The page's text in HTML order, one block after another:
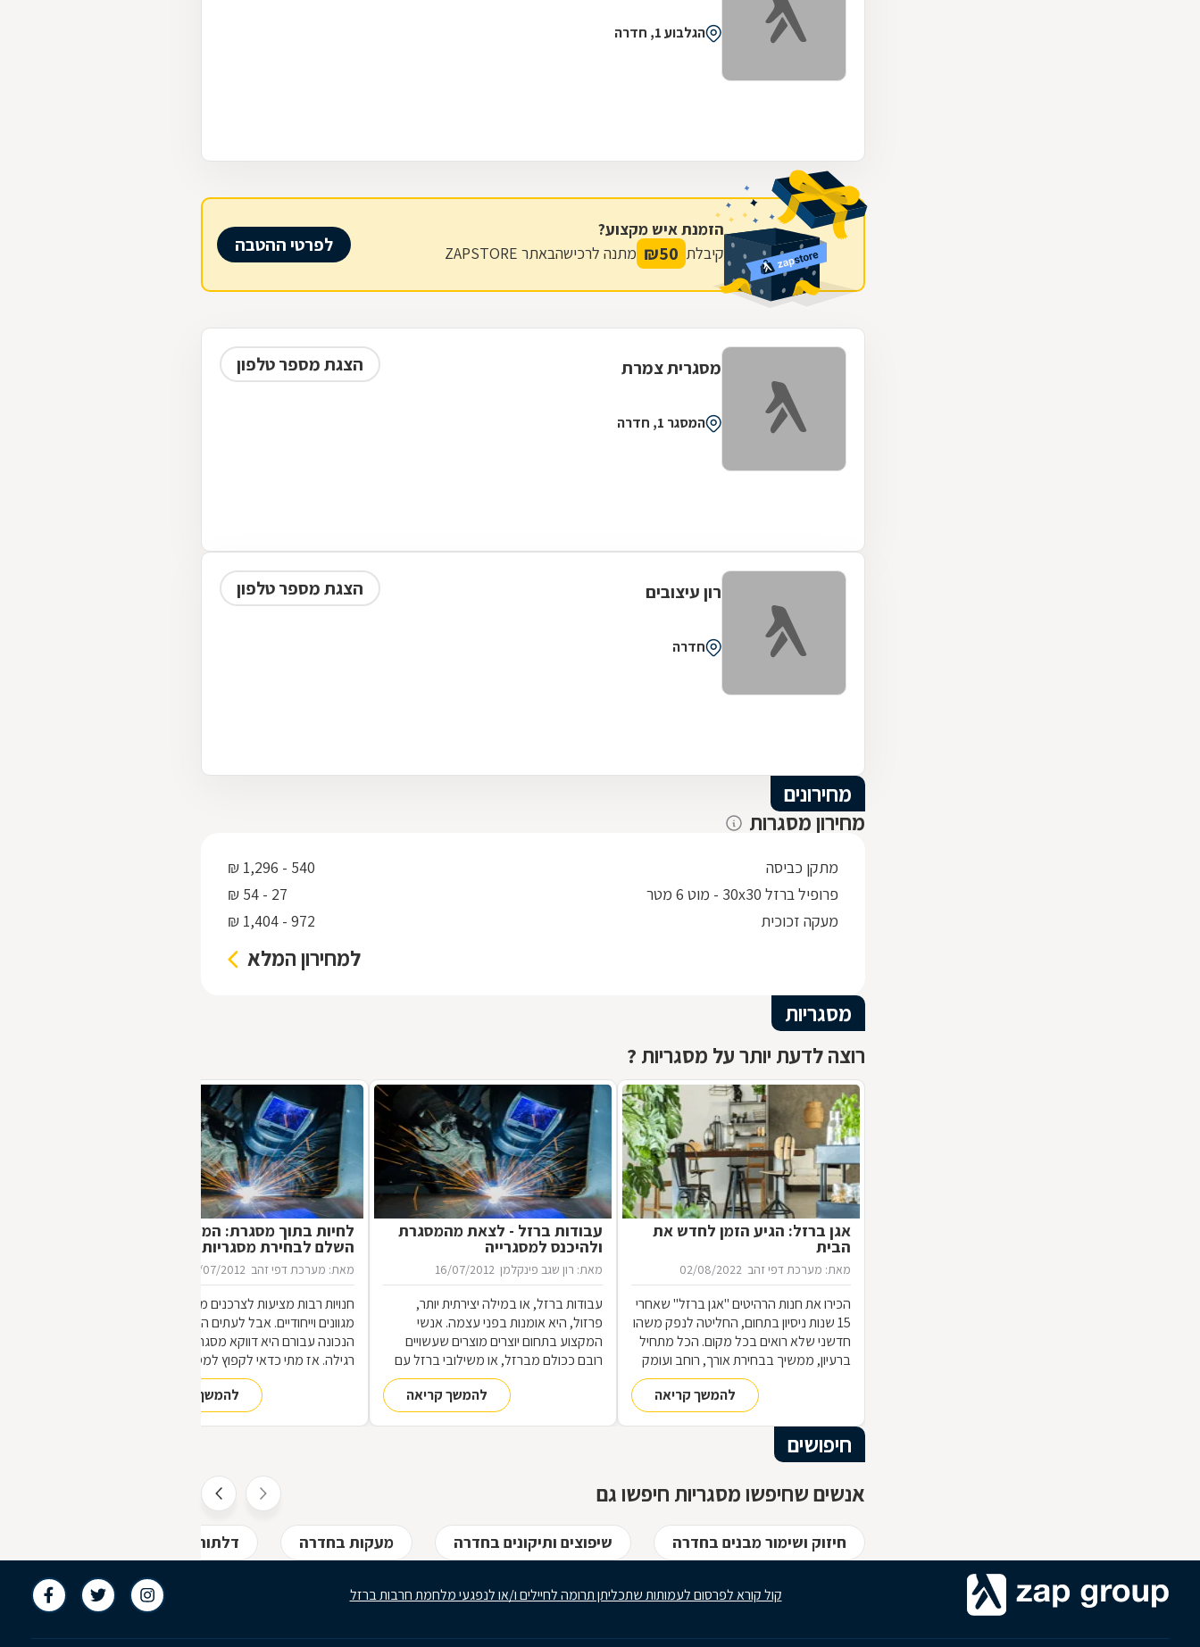
הגלבוע 1, חדרה
הזמנת איש מקצוע?
קיבלת 50
₪ מתנה לרכישהבאתר ZAPSTORE לפרטי ההטבה
מסגרית צמרת
המסגר 1, חדרה
הצגת מספר טלפון
רון עיצובים
חדרה
הצגת מספר טלפון
מחירונים
מחירון מסגרות
מתקן כביסה
540 - 1,296 ₪
פרופיל ברזל 30x30 - מוט 6 מטר
27 - 54 ₪
מעקה זכוכית
972 - 1,404 ₪
למחירון המלא
מסגריות
רוצה לדעת יותר על מסגריות ?
אגן ברזל: הגיע הזמן לחדש את
הבית
מאת: מערכת דפי זהב 02/08/2022
הכירו את חנות הרהיטים ''אגן ברזל'' שאחרי
15 שנות ניסיון בתחום, החליטה לנפק משהו
חדשני שלא רואים בכל מקום. הכל מתחיל
ברעיון, ממשיך בבחירת אורך, רוחב ועומק
הרהיט שלכם, ממשיך בייצור מקורי ממיטב
חומרי הגלם ומסתיים ביצירת הפתרון
המרשים והמעשי ביותר עבורכם
להמשך קריאה
עבודות ברזל - לצאת מהמסגרת
ולהיכנס למסגרייה
מאת: רון שגב פינקלמן 16/07/2012
עבודות ברזל, או במילה יצירתית יותר,
פרזול, היא אומנות בפני עצמה. אנשי
המקצוע בתחום יוצרים מוצרים שעשויים
רובם ככולם מברזל, או משילובי ברזל עם
חומרים אחרים, וזאת במגוון רחב של
תחומים: ריהוט, מוצרי נוי, סורגים, שערים
ועוד-ועוד. על אף היותו חומר גס ומחוספס,
להמשך קריאה
לחיות בתוך מסגרת: המדריך
השלם לבחירת מסגריות
מאת: מערכת דפי זהב 16/07/2012
חנויות רבות מציעות לצרכנים מוצרי מתכת
מגוונים וייחודיים. אבל לעתים הכתובת
הנכונה עבורם היא דווקא מסגריה ולא חנות
רגילה. אז מתי כדאי לקפוץ למסגריה ומה
הופך אותה לראויה?
להמשך קריאה
חיפושים
אנשים שחיפשו מסגריות חיפשו גם
חיזוק ושימור מבנים בחדרה שיפוצים ותיקונים בחדרה מעקות בחדרה דלתות ודלתות ביטחון בחדרה
קול קורא לפרסום לעמותות שתכליתן תרומה לחיילים ו/או לנפגעי מלחמת חרבות ברזל